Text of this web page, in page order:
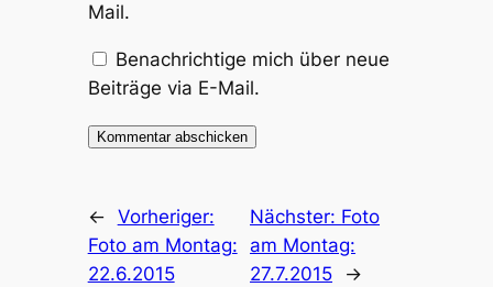
Mail.
Benachrichtige mich über neue
Beiträge via E-Mail.
← Vorheriger:
Foto am Montag:
22.6.2015
Nächster: Foto
am Montag:
27.7.2015
→